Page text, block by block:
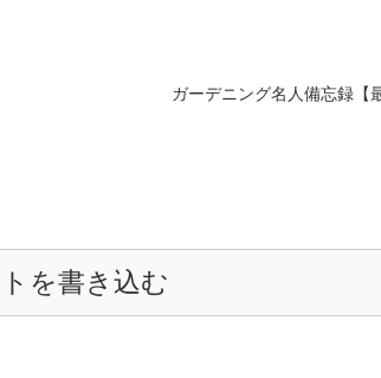
ガーデニング名人備忘録【
を書き込む